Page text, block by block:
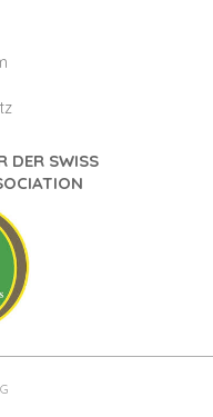
DER SWISS